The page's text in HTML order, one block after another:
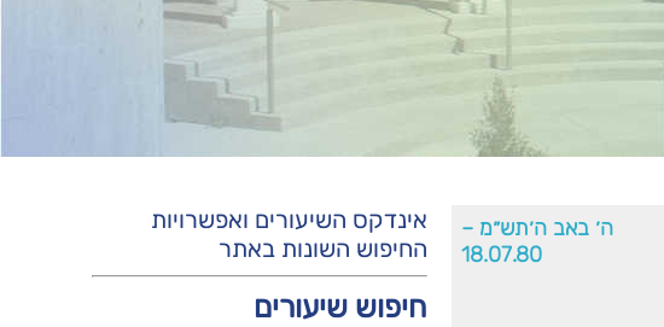
ה׳ באב ה׳תש״מ –
18.07.80
אינדקס השיעורים ואפשרויות
החיפוש השונות באתר
חיפוש שיעורים